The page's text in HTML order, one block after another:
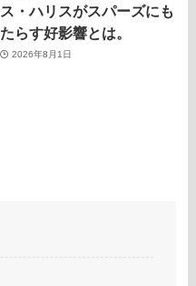
ス・ハリスがスパーズにも
たらす好影響とは。
2026年8月1日